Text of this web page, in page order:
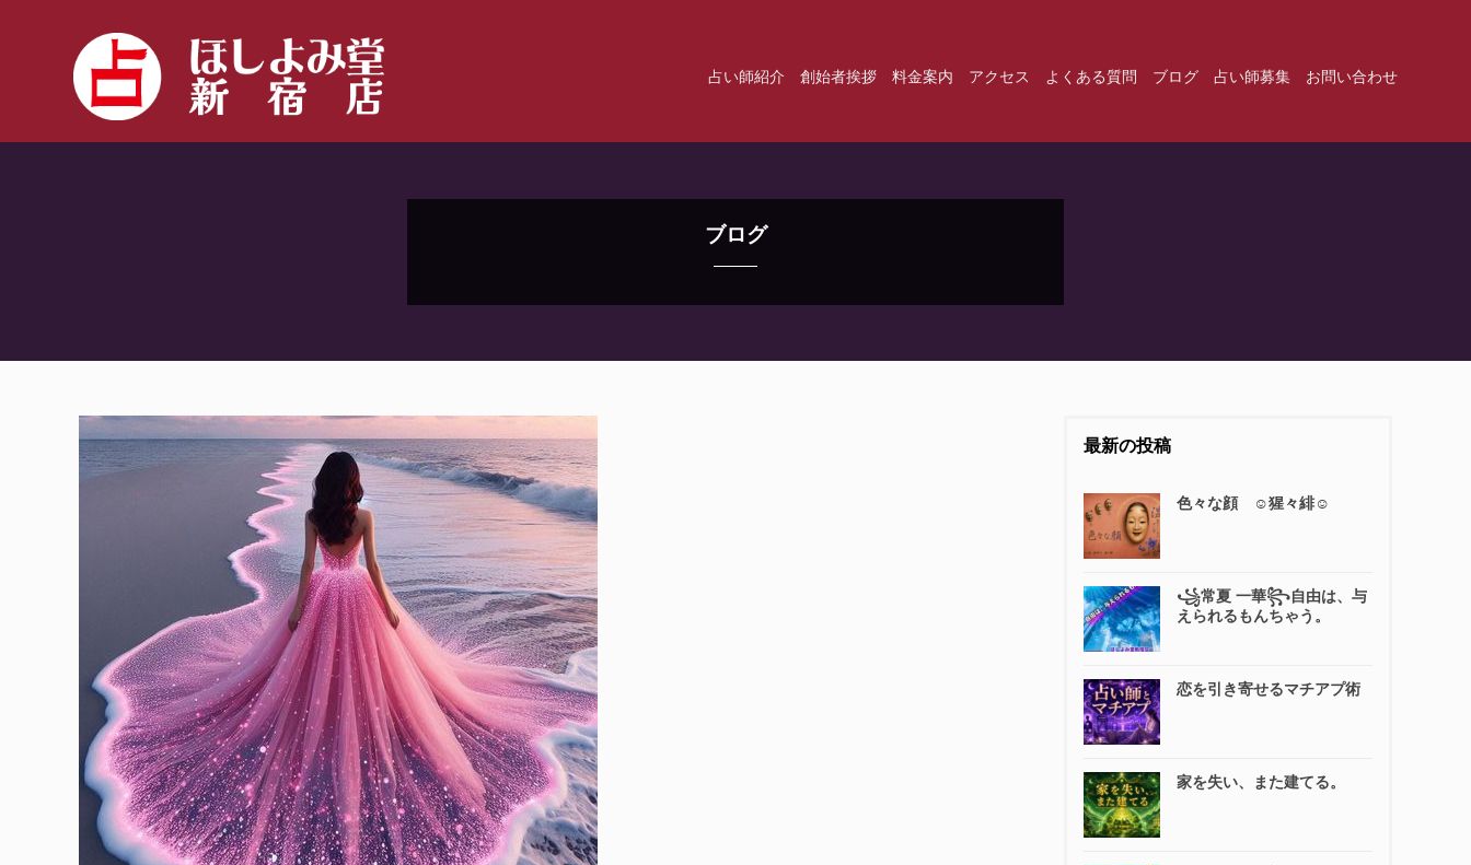
占い師紹介 創始者挨拶 料金案内 アクセス よくある質問 ブログ 占い師募集 お問い合わせ
ブログ
最新の投稿
色々な顔 ☺️猩々緋☺️
꧁常夏 一華꧂自由は、与
えられるもんちゃう。
恋を引き寄せるマチアプ術
家を失い、また建てる。